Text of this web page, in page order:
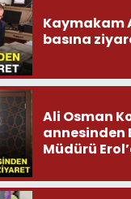
Kaymakam
basına
Ali Osman
annesinden
Müdürü